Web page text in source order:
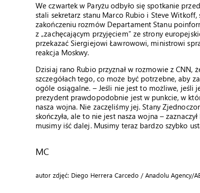
We czwartek w Paryżu odbyło się spotkanie
stali sekretarz stanu Marco Rubio i Steve
zakończeniu rozmów Departament Stanu
z „zachęcającym przyjęciem” ze strony
przekazać Siergiejowi Ławrowowi, ministrowi
reakcja Moskwy.
Dzisiaj rano Rubio przyznał w rozmowie z CNN,
szczegółach tego, co może być potrzebne, aby
ogóle osiągalne. – Jeśli nie jest to możliwe, jeśli
prezydent prawdopodobnie jest w punkcie, w
nasza wojna. Nie zaczęliśmy jej. Stany
skończyła, ale to nie jest nasza wojna –
musimy iść dalej. Musimy teraz bardzo szybko
MC
autor zdjęć: Diego Herrera Carcedo / Anadolu Agency/